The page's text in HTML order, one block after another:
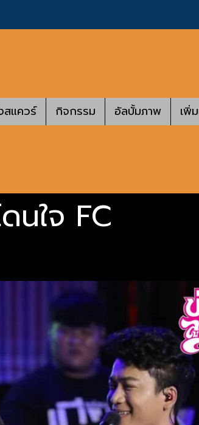
แควร์ กิจกรรม อัลบั้มภาพ เพิ่
นใจ FC